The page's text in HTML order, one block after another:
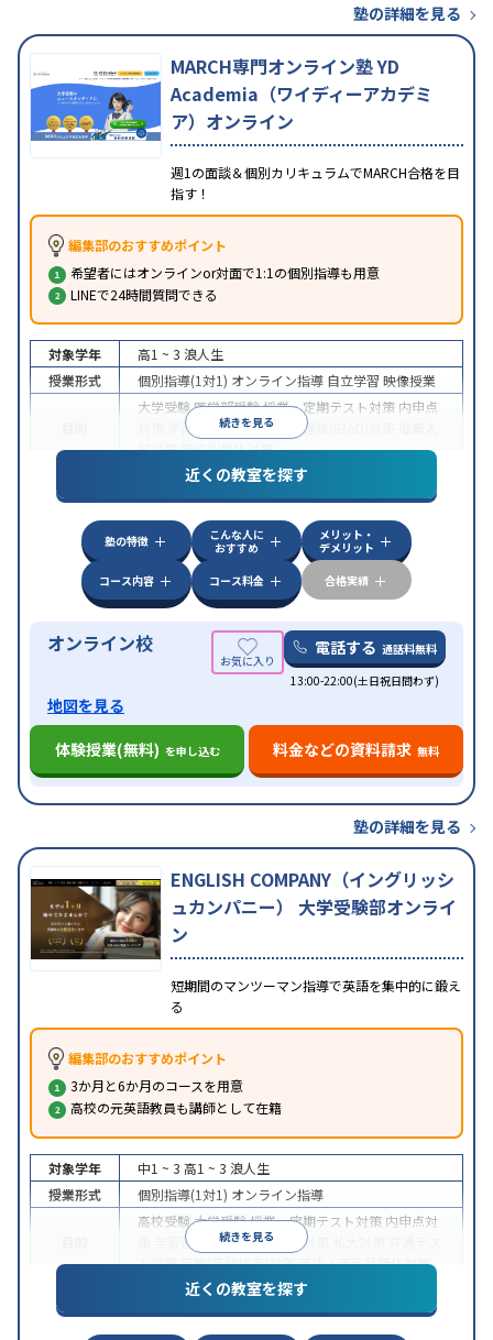
塾の詳細を見る
MARCH専門オンライン塾 YD
Academia（ワイディーアカデミ
ア）オンライン
週1の面談＆個別カリキュラムでMARCH合格を目
指す！
編集部のおすすめポイント
希望者にはオンラインor対面で1:1の個別指導も用意
LINEで24時間質問できる
続きを見る
対象学年 高1 ~ 3 浪人生
授業形式
個別指導(1対1) オンライン指導 自立学習 映像授業
大学受験医学部受験授業・定期テスト対策 内申点
学習習慣の定着 総合型選抜(旧AO)対策
試対策学校別特化対策
特徴
中高一貫校生に対応授業の振替可能
学習にPC・タブレットを利用オンライン対応1
科目から受講可能
近くの教室を探す
塾の特徴
こんな人に
おすすめ
メリット・
デメリット
コース内容
コース料金 合格実績
オンライン校 電話する 通話料無料
13:00-22:00(土日祝日問わず)
地図を見る
体験授業(無料) を申し込む 料金などの資料請求 無料
塾の詳細を見る
ENGLISH COMPANY（イングリッシ
ュカンパニー） 大学受験部オンライ
ン
短期間のマンツーマン指導で英語を集中的に鍛え
る
編集部のおすすめポイント
3か月と6か月のコースを用意
高校の元英語教員も講師として在籍
続きを見る
対象学年 中1 ~ 3 高1 ~ 3 浪人生
授業形式
個別指導(1対1) オンライン指導
高校受験大学受験授業・定期テスト対策 内申点対
学習習慣の定着国公立大対策
ト対策英検(英語検定)対策英語・英会話特化対策
特徴
中高一貫校生に対応授業の振替可能
学習にPC・タブレットを利用オンライン対応1
科目から受講可能
近くの教室を探す